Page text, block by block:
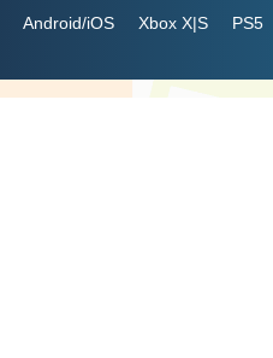
Android/iOS Xbox X|S PS5